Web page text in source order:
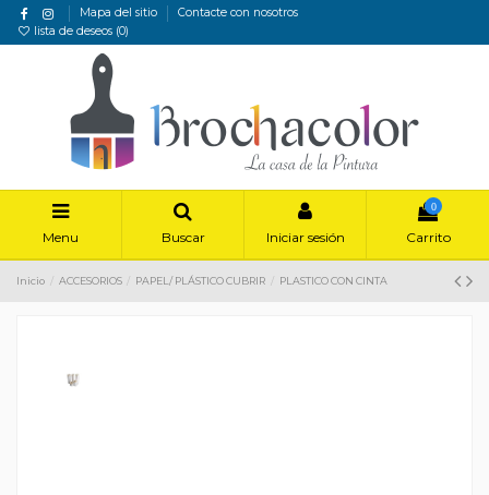
Mapa del sitio
Contacte con nosotros
lista de deseos (0)
Menu Buscar Iniciar sesión
0
Carrito
Inicio ACCESORIOS PAPEL/ PLÁSTICO CUBRIR PLASTICO CON CINTA